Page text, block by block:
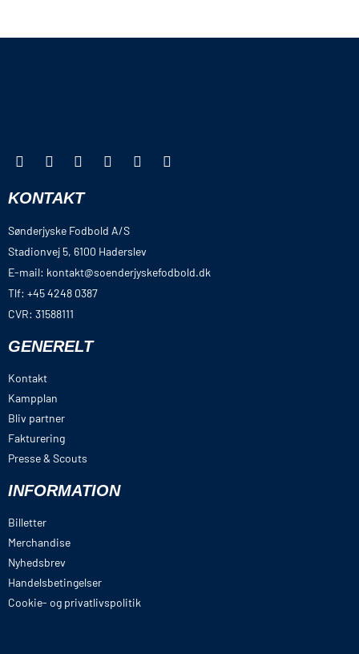
KONTAKT
Sønderjyske Fodbold A/S
Stadionvej 5, 6100 Haderslev
E-mail: kontakt@soenderjyskefodbold.dk
Tlf: +45 4248 0387
CVR: 31588111
GENERELT
Kontakt
Kampplan
Bliv partner
Fakturering
Presse & Scouts
INFORMATION
Billetter
Merchandise
Nyhedsbrev
Handelsbetingelser
Cookie- og privatlivspolitik